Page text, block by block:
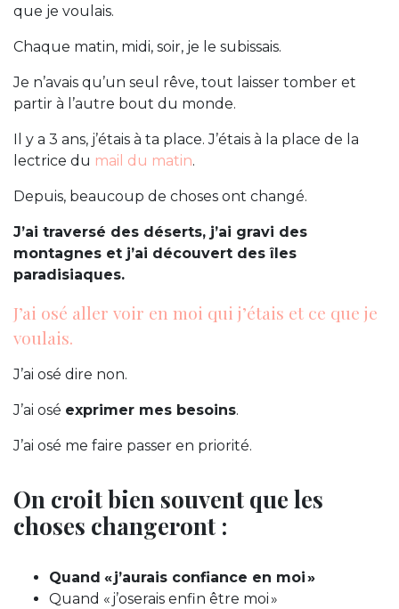
que je voulais.
Chaque matin, midi, soir, je le subissais.
Je n’avais qu’un seul rêve, tout laisser tomber et
partir à l’autre bout du monde.
Il y a 3 ans, j’étais à ta place. J’étais à la place de la
lectrice du mail du matin.
Depuis, beaucoup de choses ont changé.
J’ai traversé des déserts, j’ai gravi des
montagnes et j’ai découvert des îles
paradisiaques.
J’ai osé aller voir en moi qui j’étais et ce que je
voulais.
J’ai osé dire non.
J’ai osé exprimer mes besoins.
J’ai osé me faire passer en priorité.
On croit bien souvent que les
choses changeront :
Quand « j’aurais confiance en moi »
Quand « j’oserais enfin être moi »